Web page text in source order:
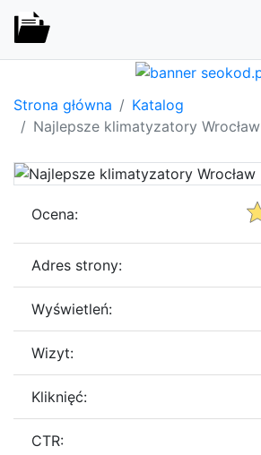
Strona główna
Katalog
Najlepsze klimatyzatory Wrocław
Ocena:
Adres strony:
Wyświetleń:
Wizyt:
Kliknięć:
CTR: